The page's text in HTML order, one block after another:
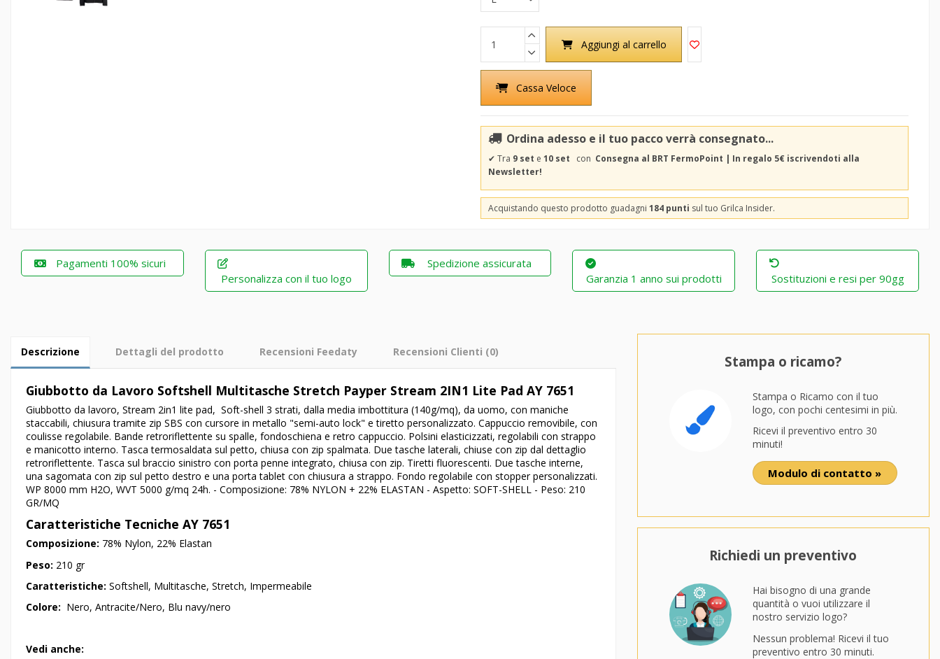
Aggiungi al carrello
Cassa Veloce
Ordina adesso e il tuo pacco verrà consegnato...
✔ Tra 9 set e 10 set con Consegna al BRT FermoPoint | In regalo 5€ iscrivendoti alla
Newsletter!
Acquistando questo prodotto guadagni 184 punti sul tuo Grilca Insider.
Pagamenti 100% sicuri
Personalizza con il tuo logo
Spedizione assicurata
Garanzia 1 anno sui prodotti
Sostituzioni e resi per 90gg
Descrizione Dettagli del prodotto Recensioni Feedaty Recensioni Clienti (0)
Giubbotto da Lavoro Softshell Multitasche Stretch Payper Stream 2IN1 Lite Pad AY 7651
Giubbotto da lavoro, Stream 2in1 lite pad, Soft-shell 3 strati, dalla media imbottitura (140g/mq), da uomo, con maniche
staccabili, chiusura tramite zip SBS con cursore in metallo "semi-auto lock" e tiretto personalizzato. Cappuccio removibile, con
coulisse regolabile. Bande retroriflettente su spalle, fondoschiena e retro cappuccio. Polsini elasticizzati, regolabili con strappo
e manicotto interno. Tasca termosaldata sul petto, chiusa con zip spalmata. Due tasche laterali, chiuse con zip dal dettaglio
retroriflettente. Tasca sul braccio sinistro con porta penne integrato, chiusa con zip. Tiretti fluorescenti. Due tasche interne,
una sagomata con zip sul petto destro e una porta tablet con chiusura a strappo. Fondo regolabile con stopper personalizzati.
WP 8000 mm H2O, WVT 5000 g/mq 24h. - Composizione: 78% NYLON + 22% ELASTAN - Aspetto: SOFT-SHELL - Peso: 210
GR/MQ
Caratteristiche Tecniche AY 7651
Composizione: 78% Nylon, 22% Elastan
Peso: 210 gr
Caratteristiche: Softshell, Multitasche, Stretch, Impermeabile
Colore: Nero, Antracite/Nero, Blu navy/nero
Vedi anche:
Stampa o ricamo?
Stampa o Ricamo con il tuo
logo, con pochi centesimi in più.
Ricevi il preventivo entro 30
minuti!
Modulo di contatto »
Richiedi un preventivo
Hai bisogno di una grande
quantità o vuoi utilizzare il
nostro servizio logo?
Nessun problema! Ricevi il tuo
preventivo entro 30 minuti.